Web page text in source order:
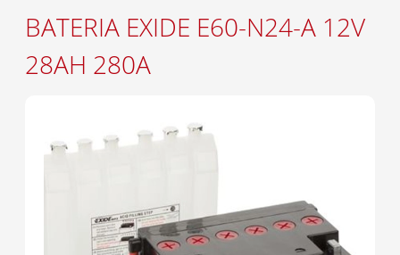
BATERIA EXIDE E60-N24-A 12V
28AH 280A